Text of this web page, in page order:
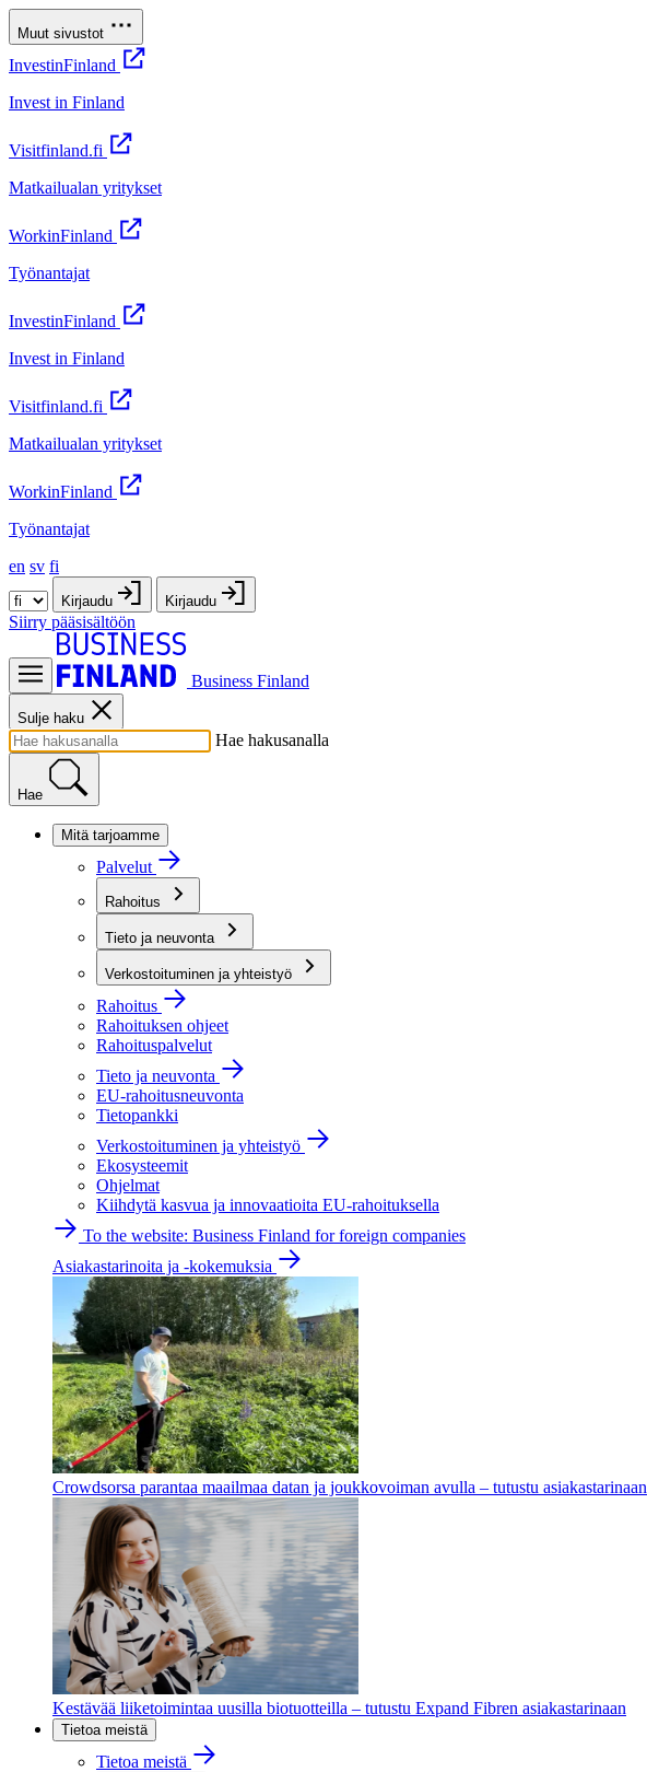
Muut sivustot
InvestinFinland
Invest in Finland
Visitfinland.fi
Matkailualan yritykset
WorkinFinland
Työnantajat
InvestinFinland
Invest in Finland
Visitfinland.fi
Matkailualan yritykset
WorkinFinland
Työnantajat
en sv fi
Kirjaudu Kirjaudu
Siirry pääsisältöön
Business Finland
Sulje haku
Hae hakusanalla
Hae
Mitä tarjoamme
Palvelut
Rahoitus
Tieto ja neuvonta
Verkostoituminen ja yhteistyö
Rahoitus
Rahoituksen ohjeet
Rahoituspalvelut
Tieto ja neuvonta
EU-rahoitusneuvonta
Tietopankki
Verkostoituminen ja yhteistyö
Ekosysteemit
Ohjelmat
Kiihdytä kasvua ja innovaatioita EU-rahoituksella
To the website: Business Finland for foreign companies
Asiakastarinoita ja -kokemuksia
Crowdsorsa parantaa maailmaa datan ja joukkovoiman avulla – tutustu asiakastarinaan
Kestävää liiketoimintaa uusilla biotuotteilla – tutustu Expand Fibren asiakastarinaan
Tietoa meistä
Tietoa meistä